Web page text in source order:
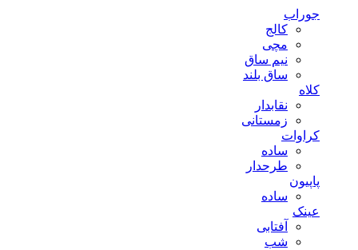
جوراب
کالج
مچی
نیم ساق
ساق بلند
کلاه
نقابدار
زمستانی
کراوات
ساده
طرحدار
پاپیون
ساده
عینک
آفتابی
شب